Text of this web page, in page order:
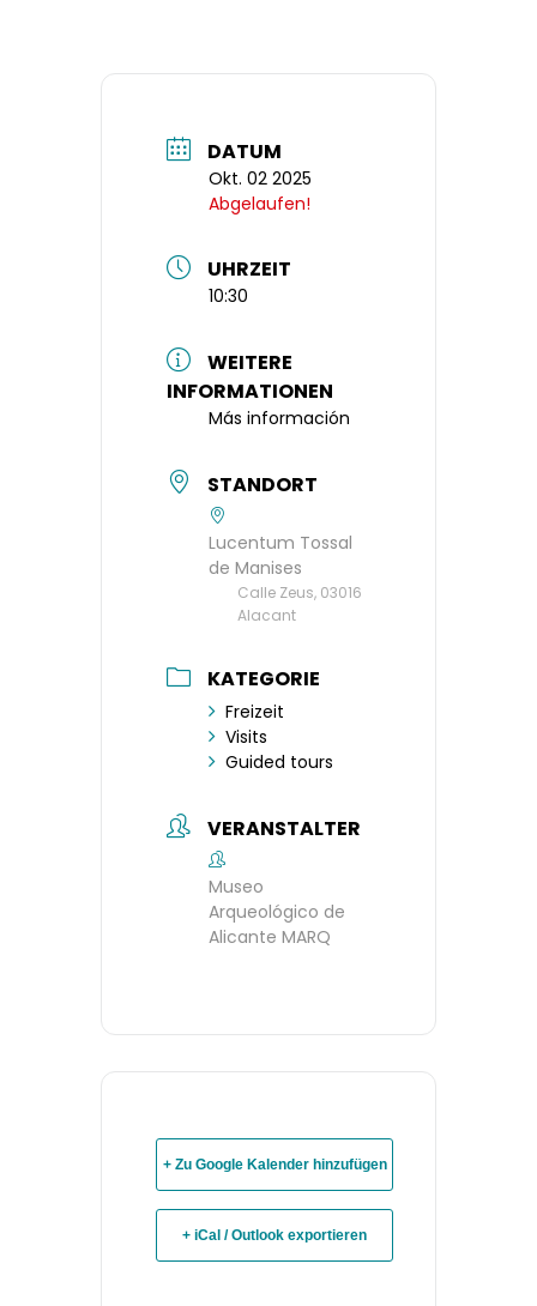
DATUM
Okt. 02 2025
Abgelaufen!
UHRZEIT
10:30
WEITERE
INFORMATIONEN
Más información
STANDORT
Lucentum Tossal
de Manises
Calle Zeus, 03016
Alacant
KATEGORIE
Freizeit
Visits
Guided tours
VERANSTALTER
Museo
Arqueológico de
Alicante MARQ
+ Zu Google Kalender hinzufügen
+ iCal / Outlook exportieren